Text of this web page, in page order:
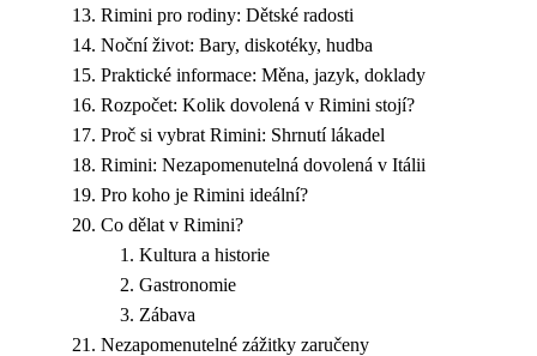
Rimini pro rodiny: Dětské radosti
Noční život: Bary, diskotéky, hudba
Praktické informace: Měna, jazyk, doklady
Rozpočet: Kolik dovolená v Rimini stojí?
Proč si vybrat Rimini: Shrnutí lákadel
Rimini: Nezapomenutelná dovolená v Itálii
Pro koho je Rimini ideální?
Co dělat v Rimini?
Kultura a historie
Gastronomie
Zábava
Nezapomenutelné zážitky zaručeny